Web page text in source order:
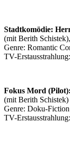
Stadtkomödie:
(mit Berith Schistek),
Genre: Romantic
TV-
Fokus Mord
(mit Berith Schistek)
Genre: Doku-Fiction
TV-